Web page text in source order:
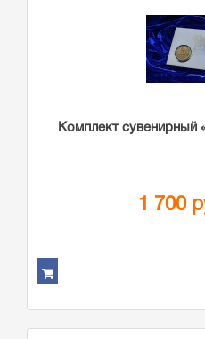
Комплект сувенирный
1 700